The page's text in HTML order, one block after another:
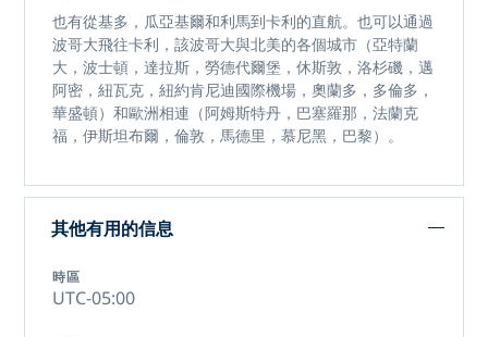
也有從基多，瓜亞基爾和利馬到卡利的直航。也可以通過
波哥大飛往卡利，該波哥大與北美的各個城市（亞特蘭
大，波士頓，達拉斯，勞德代爾堡，休斯敦，洛杉磯，邁
阿密，紐瓦克，紐約肯尼迪國際機場，奧蘭多，多倫多，
華盛頓）和歐洲相連（阿姆斯特丹，巴塞羅那，法蘭克
福，伊斯坦布爾，倫敦，馬德里，慕尼黑，巴黎）。
其他有用的信息
時區
UTC-05:00